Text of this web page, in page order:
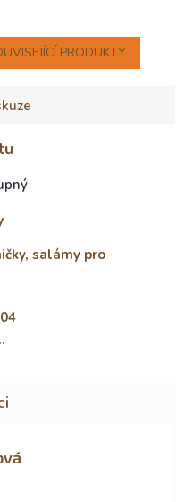
PRODUKTY
salámy pro
je 2 z 5 hvězdiček.